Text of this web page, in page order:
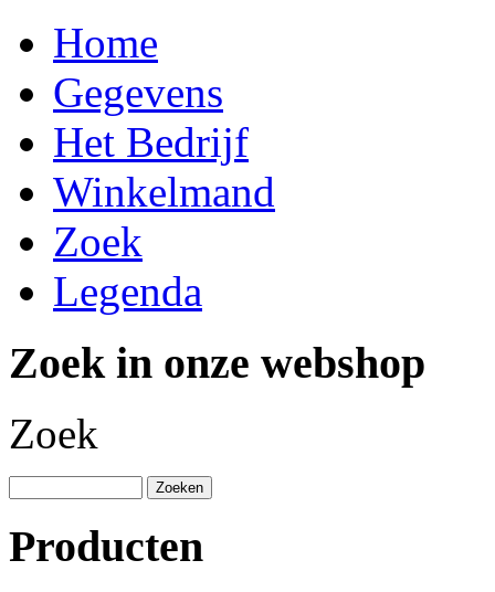
Home
Gegevens
Het Bedrijf
Winkelmand
Zoek
Legenda
Zoek in onze webshop
Zoek
Producten